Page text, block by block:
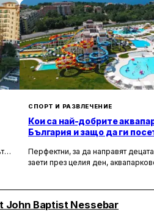
бюфет с открита кухня, снек-бар,
СПА център включва масажи и
и закрит басейн. Хотелът
оборудване и интериор в топли
са предвидени дневни дейности и
детски клуб. Анимационна
до 15.09.СПОРТ И РАЗВЛЕЧЕНИЕ
Кои са най-добрите
България и защо да ги
Перфектни, за да направят
заети през целия ден,
Единственото сигурно нещо е, че
John Baptist Nessebar